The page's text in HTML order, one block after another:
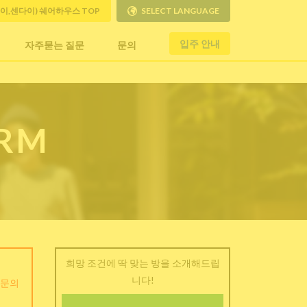
자주묻는 질문 문의 입주 안내
,센다이) 쉐어하우스 TOP SELECT LANGUAGE
의
희망 조건에 딱 맞는 방을 소개해드립
니다!